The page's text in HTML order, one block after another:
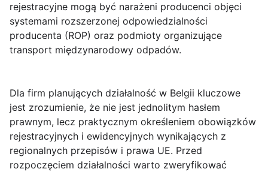
rejestracyjne mogą być narażeni producenci objęci
systemami rozszerzonej odpowiedzialności
producenta (ROP) oraz podmioty organizujące
transport międzynarodowy odpadów.
Dla firm planujących działalność w Belgii kluczowe
jest zrozumienie, że nie jest jednolitym hasłem
prawnym, lecz praktycznym określeniem obowiązków
rejestracyjnych i ewidencyjnych wynikających z
regionalnych przepisów i prawa UE. Przed
rozpoczęciem działalności warto zweryfikować